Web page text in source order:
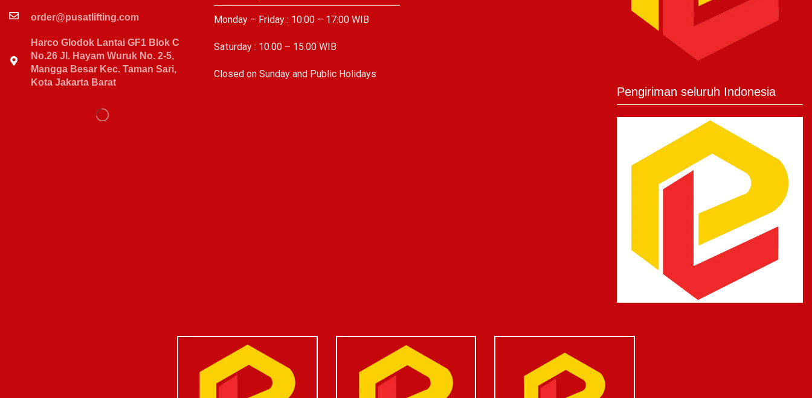
order@pusatlifting.com
Harco Glodok Lantai GF1 Blok C
No.26 Jl. Hayam Wuruk No. 2-5,
Mangga Besar Kec. Taman Sari,
Kota Jakarta Barat
Monday – Friday : 10:00 – 17:00 WIB
Saturday : 10.00 – 15.00 WIB
Closed on Sunday and Public Holidays
Pengiriman seluruh Indonesia